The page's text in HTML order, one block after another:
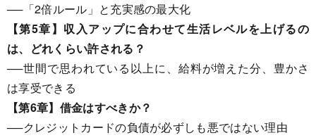
──「2倍ルール」と充実感の最大化
【第5章】収入アップに合わせて生活レベルを上げるの
は、どれくらい許される？
──世間で思われている以上に、給料が増えた分、豊かさ
は享受できる
【第6章】借金はすべきか？
──クレジットカードの負債が必ずしも悪ではない理由